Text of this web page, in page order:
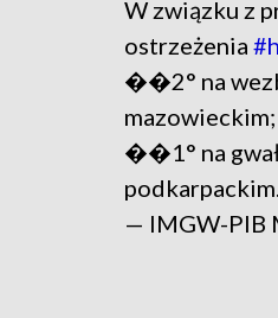
W związku z
ostrzeżenia
��2° na
mazowieckim;
��1° na
— IMGW-PIB